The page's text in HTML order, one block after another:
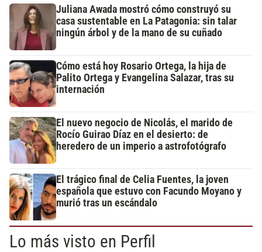
Juliana Awada mostró cómo construyó su
casa sustentable en La Patagonia: sin talar
ningún árbol y de la mano de su cuñado
Cómo está hoy Rosario Ortega, la hija de
Palito Ortega y Evangelina Salazar, tras su
internación
El nuevo negocio de Nicolás, el marido de
Rocío Guirao Díaz en el desierto: de
heredero de un imperio a astrofotógrafo
El trágico final de Celia Fuentes, la joven
española que estuvo con Facundo Moyano y
murió tras un escándalo
Lo más visto en Perfil